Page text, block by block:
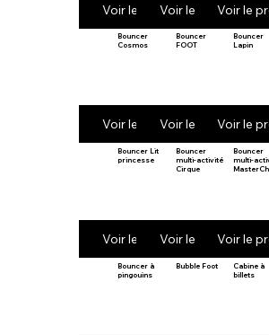
Voir le produitVoir le produit
Voir le
Bouncer
Cosmos
Voir le produit
Bouncer
FOOT
Voir le produit
Bouncer
Lapin
Voir le
Bouncer Lit
princesse
Voir le produit
Bouncer
multi-activité
Cirque
Voir le produit
Bouncer
multi-
Voir le
Bouncer à
pingouins
Bubble Foot
Cabine à
billets